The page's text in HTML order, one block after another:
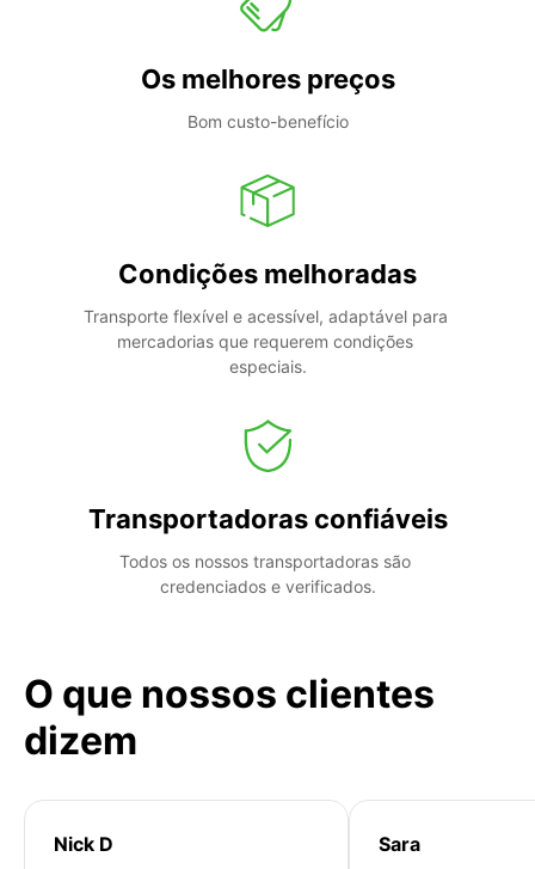
Os melhores preços
Bom custo-benefício
Condições melhoradas
Transporte flexível e acessível, adaptável para
mercadorias que requerem condições
especiais.
Transportadoras confiáveis
Todos os nossos transportadoras são
credenciados e verificados.
O que nossos clientes
dizem
Nick D Sara